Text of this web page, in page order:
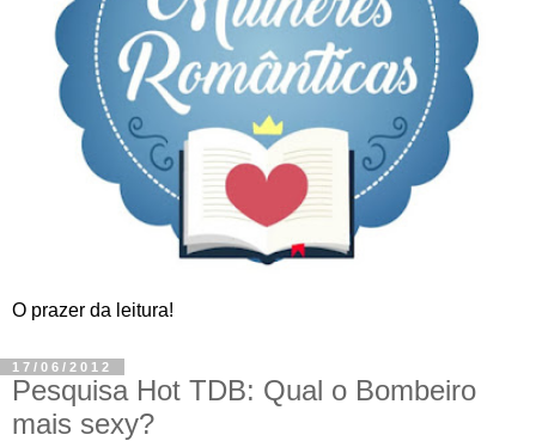
O prazer da leitura!
17/06/2012
Pesquisa Hot TDB: Qual o Bombeiro
mais sexy?